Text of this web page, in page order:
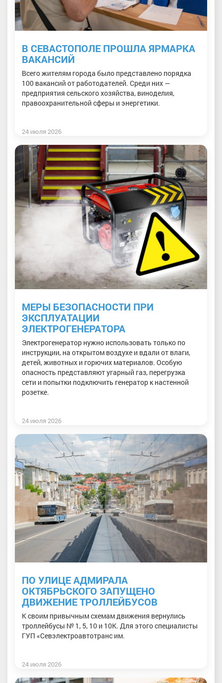
В СЕВАСТОПОЛЕ ПРОШЛА ЯРМАРКА
ВАКАНСИЙ
Всего жителям города было представлено порядка
100 вакансий от работодателей. Среди них —
предприятия сельского хозяйства, виноделия,
правоохранительной сферы и энергетики.
24 июля 2026
МЕРЫ БЕЗОПАСНОСТИ ПРИ
ЭКСПЛУАТАЦИИ
ЭЛЕКТРОГЕНЕРАТОРА
Электрогенератор нужно использовать только по
инструкции, на открытом воздухе и вдали от влаги,
детей, животных и горючих материалов. Особую
опасность представляют угарный газ, перегрузка
сети и попытки подключить генератор к настенной
розетке.
24 июля 2026
ПО УЛИЦЕ АДМИРАЛА
ОКТЯБРЬСКОГО ЗАПУЩЕНО
ДВИЖЕНИЕ ТРОЛЛЕЙБУСОВ
К своим привычным схемам движения вернулись
троллейбусы № 1, 5, 10 и 10К. Для этого специалисты
ГУП «Севэлектроавтотранс им.
24 июля 2026